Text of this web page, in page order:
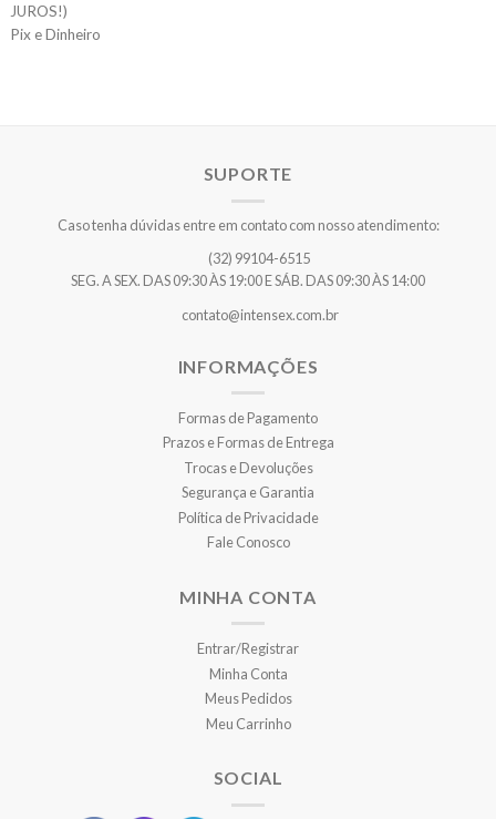
JUROS!)
Pix e Dinheiro
SUPORTE
Caso tenha dúvidas entre em contato com nosso atendimento:
(32) 99104-6515
SEG. A SEX. DAS 09:30 ÀS 19:00 E SÁB. DAS 09:30 ÀS 14:00
contato@intensex.com.br
INFORMAÇÕES
Formas de Pagamento
Prazos e Formas de Entrega
Trocas e Devoluções
Segurança e Garantia
Política de Privacidade
Fale Conosco
MINHA CONTA
Entrar/Registrar
Minha Conta
Meus Pedidos
Meu Carrinho
SOCIAL